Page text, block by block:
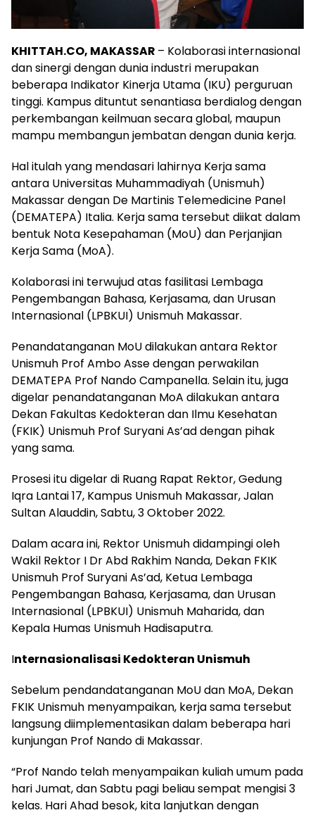
KHITTAH.CO, MAKASSAR – Kolaborasi internasional
dan sinergi dengan dunia industri merupakan
beberapa Indikator Kinerja Utama (IKU) perguruan
tinggi. Kampus dituntut senantiasa berdialog dengan
perkembangan keilmuan secara global, maupun
mampu membangun jembatan dengan dunia kerja.
Hal itulah yang mendasari lahirnya Kerja sama
antara Universitas Muhammadiyah (Unismuh)
Makassar dengan De Martinis Telemedicine Panel
(DEMATEPA) Italia. Kerja sama tersebut diikat dalam
bentuk Nota Kesepahaman (MoU) dan Perjanjian
Kerja Sama (MoA).
Kolaborasi ini terwujud atas fasilitasi Lembaga
Pengembangan Bahasa, Kerjasama, dan Urusan
Internasional (LPBKUI) Unismuh Makassar.
Penandatanganan MoU dilakukan antara Rektor
Unismuh Prof Ambo Asse dengan perwakilan
DEMATEPA Prof Nando Campanella. Selain itu, juga
digelar penandatanganan MoA dilakukan antara
Dekan Fakultas Kedokteran dan Ilmu Kesehatan
(FKIK) Unismuh Prof Suryani As’ad dengan pihak
yang sama.
Prosesi itu digelar di Ruang Rapat Rektor, Gedung
Iqra Lantai 17, Kampus Unismuh Makassar, Jalan
Sultan Alauddin, Sabtu, 3 Oktober 2022.
Dalam acara ini, Rektor Unismuh didampingi oleh
Wakil Rektor I Dr Abd Rakhim Nanda, Dekan FKIK
Unismuh Prof Suryani As’ad, Ketua Lembaga
Pengembangan Bahasa, Kerjasama, dan Urusan
Internasional (LPBKUI) Unismuh Maharida, dan
Kepala Humas Unismuh Hadisaputra.
Internasionalisasi Kedokteran Unismuh
Sebelum pendandatanganan MoU dan MoA, Dekan
FKIK Unismuh menyampaikan, kerja sama tersebut
langsung diimplementasikan dalam beberapa hari
kunjungan Prof Nando di Makassar.
“Prof Nando telah menyampaikan kuliah umum pada
hari Jumat, dan Sabtu pagi beliau sempat mengisi 3
kelas. Hari Ahad besok, kita lanjutkan dengan